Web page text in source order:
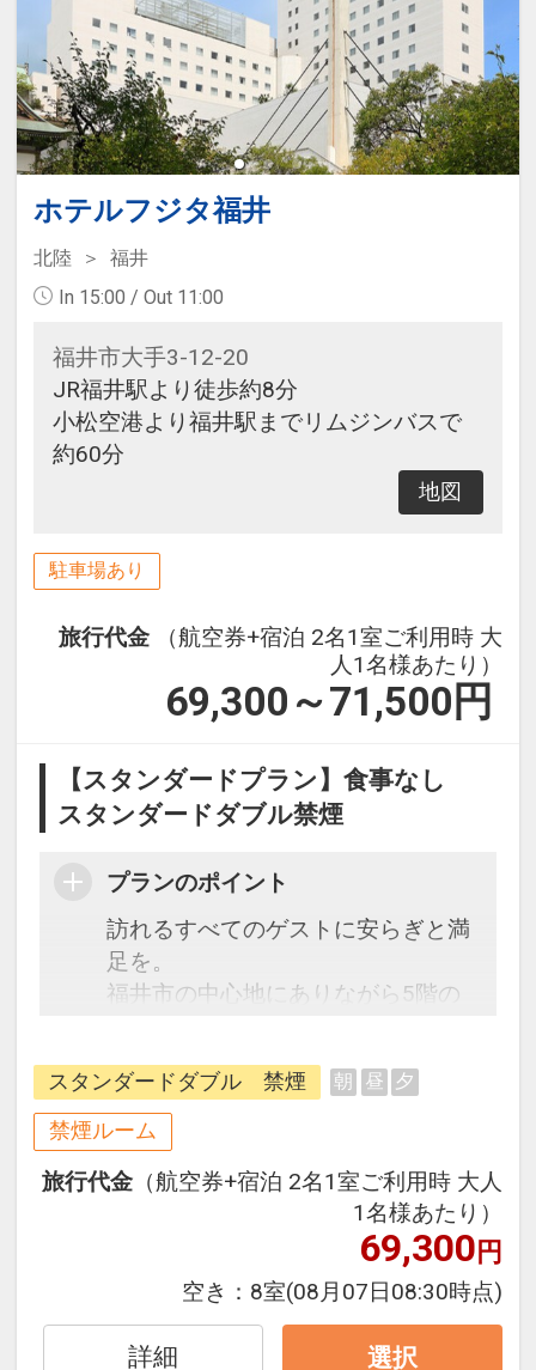
ホテルフジタ福井
北陸
福井
In 15:00 / Out 11:00
福井市大手3-12-20
JR福井駅より徒歩約8分
小松空港より福井駅までリムジンバスで
約60分
地図
駐車場あり
旅行代金
（航空券+宿泊 2名1室ご利用時 大
人1名様あたり）
69,300～71,500 円
【スタンダードプラン】食事なし
スタンダードダブル禁煙
プランのポイント
訪れるすべてのゲストに安らぎと満
足を。
福井市の中心地にありながら5階の
な緑を感じることが出来るロケーシ
ョン。
ビジネスの拠点や歴史散策・グルメ
巡りに最適。
スタンダードダブル 禁煙 朝 昼 夕
禁煙ルーム
旅行代金 （航空券+宿泊 2名1室ご利用時 大人
1名様あたり）
69,300円
空き： 8室(08月07日08:30時点)
詳細 選択